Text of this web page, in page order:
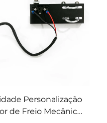
Personalização
de Freio Mecânico